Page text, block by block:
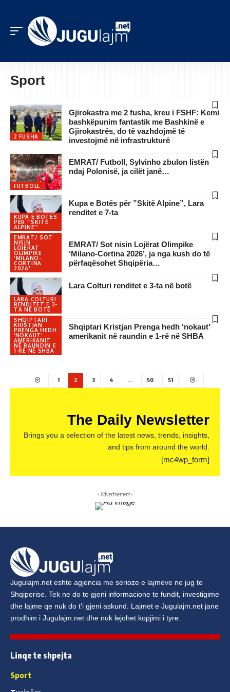
Sport
2 FUSHA
Gjirokastra me 2 fusha, kreu i FSHF: Kemi
bashkëpunim fantastik me Bashkinë e
Gjirokastrës, do të vazhdojmë të
investojmë në infrastrukturë
FUTBOLL
EMRAT/ Futboll, Sylvinho zbulon listën
ndaj Polonisë, ja cilët janë…
KUPA E BOTËS
PËR ''SKITË
ALPINE''
Kupa e Botës për ”Skitë Alpine”, Lara
renditet e 7-ta
EMRAT/ SOT
NISIN
LOJËRAT
OLIMPIKE
'MILANO-
CORTINA
2026'
EMRAT/ Sot nisin Lojërat Olimpike
‘Milano-Cortina 2026’, ja nga kush do të
përfaqësohet Shqipëria…
LARA COLTURI
RENDITET E 3-
TA NË BOTË
Lara Colturi renditet e 3-ta në botë
SHQIPTARI
KRISTJAN
PRENGA HEDH
‘NOKAUT’
AMERIKANIT
NË RAUNDIN E
1-RË NË SHBA
Shqiptari Kristjan Prenga hedh ‘nokaut’
amerikanit në raundin e 1-rë në SHBA
1 2 3 4 … 50 51
The Daily Newsletter
Brings you a selection of the latest news, trends, insights,
and tips from around the world.
[mc4wp_form]
- Advertisement -
Jugulajm.net eshte agjencia me serioze e lajmeve ne jug te
Shqiperise. Tek ne do te gjeni informacione te fundit, investigime
dhe lajme qe nuk do t’i gjeni askund. Lajmet e Jugulajm.net jane
prodhim i Jugulajm.net dhe nuk lejohet kopjimi i tyre.
Linqe te shpejta
Sport